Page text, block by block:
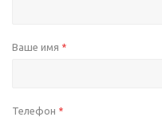
Ваше имя *
Телефон *